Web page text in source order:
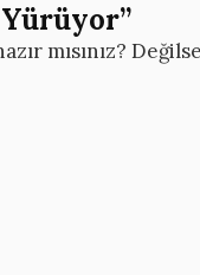
Yürüyor”
mısınız?